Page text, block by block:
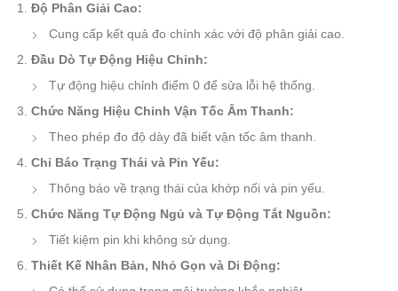
Độ Phân Giải Cao:
Cung cấp kết quả đo chính xác với độ phân giải cao.
Đầu Dò Tự Động Hiệu Chỉnh:
Tự động hiệu chỉnh điểm 0 để sửa lỗi hệ thống.
Chức Năng Hiệu Chỉnh Vận Tốc Âm Thanh:
Theo phép đo độ dày đã biết vận tốc âm thanh.
Chỉ Báo Trạng Thái và Pin Yếu:
Thông báo về trạng thái của khớp nối và pin yếu.
Chức Năng Tự Động Ngủ và Tự Động Tắt Nguồn:
Tiết kiệm pin khi không sử dụng.
Thiết Kế Nhân Bản, Nhỏ Gọn và Di Động: